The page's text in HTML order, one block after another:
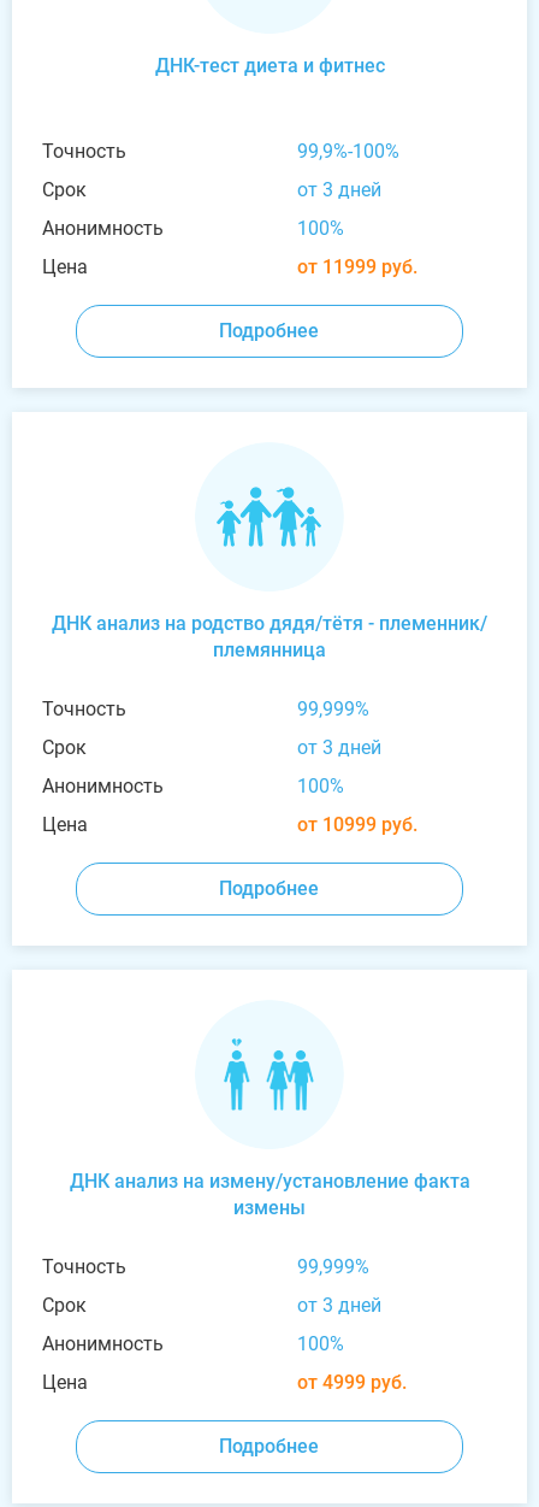
ДНК-тест диета и фитнес
Точность
99,9%-100%
Срок
от 3 дней
Анонимность
100%
Цена
от 11999 руб.
Подробнее
ДНК анализ на родство дядя/тётя - племенник/
племянница
Точность
99,999%
Срок
от 3 дней
Анонимность
100%
Цена
от 10999 руб.
Подробнее
ДНК анализ на измену/установление факта
измены
Точность
99,999%
Срок
от 3 дней
Анонимность
100%
Цена
от 4999 руб.
Подробнее